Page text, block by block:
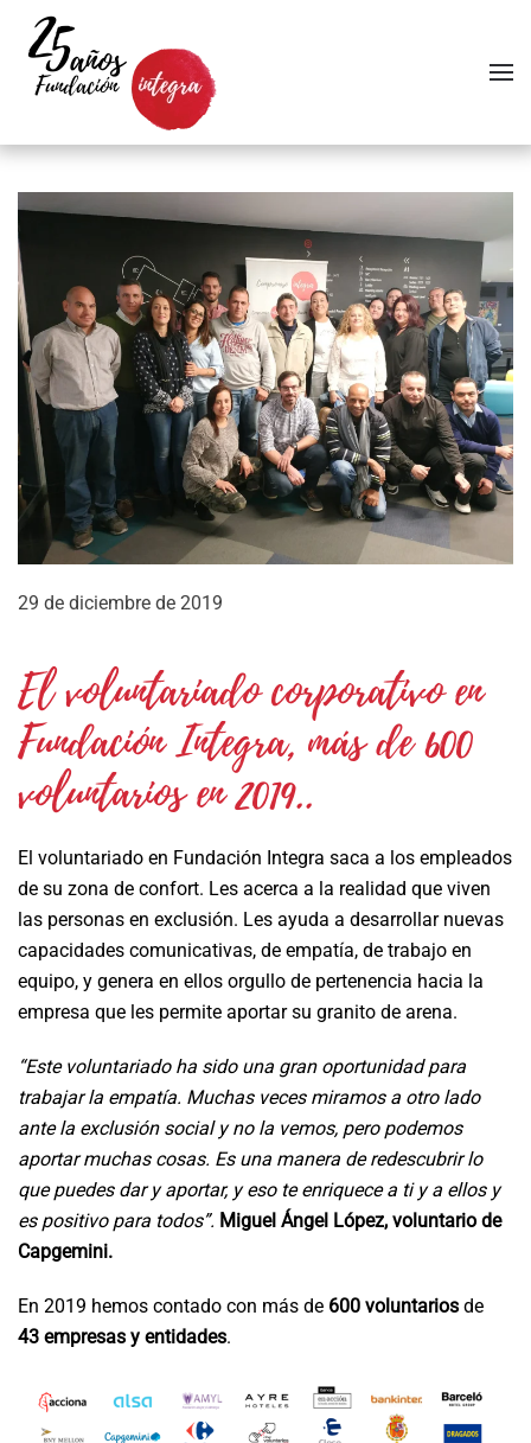
Skip to main content
29 de diciembre de 2019
El voluntariado corporativo en
Fundación Integra, más de 600
voluntarios en 2019..
El voluntariado en Fundación Integra saca a los empleados
de su zona de confort. Les acerca a la realidad que viven
las personas en exclusión. Les ayuda a desarrollar nuevas
capacidades comunicativas, de empatía, de trabajo en
equipo, y genera en ellos orgullo de pertenencia hacia la
empresa que les permite aportar su granito de arena.
“Este voluntariado ha sido una gran oportunidad para
trabajar la empatía. Muchas veces miramos a otro lado
ante la exclusión social y no la vemos, pero podemos
aportar muchas cosas. Es una manera de redescubrir lo
que puedes dar y aportar, y eso te enriquece a ti y a ellos y
es positivo para todos”. Miguel Ángel López, voluntario de
Capgemini.
En 2019 hemos contado con más de 600 voluntarios de
43 empresas y entidades.